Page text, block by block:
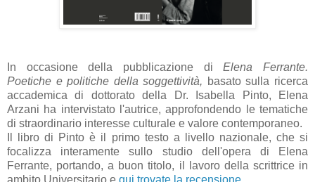
In occasione della pubblicazione diElena Ferrante.
Poetiche e politiche della soggettività, basato sulla ricerca
accademica di dottorato della Dr. Isabella Pinto, Elena
Arzani ha intervistato l'autrice, approfondendo le tematiche
di straordinario interesse culturale e valore contemporaneo.
Il libro di Pinto è il primo testo a livello nazionale, che si
focalizza interamente sullo studio dell'opera di Elena
Ferrante, portando, a buon titolo, il lavoro della scrittrice in
ambito Universitario e qui trovate la recensione.